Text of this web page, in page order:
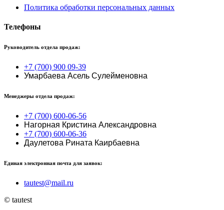
Политика обработки персональных данных
Телефоны
Руководитель отдела продаж:
+7 (700) 900 09-39
Умарбаева Асель Сулейменовна
Менеджеры отдела продаж:
+7 (700) 600-06-56
Нагорная Кристина Александровна
+7 (700) 600-06-36
Даулетова Рината Каирбаевна
Единая электронная почта для заявок:
tautest@mail.ru
© tautest